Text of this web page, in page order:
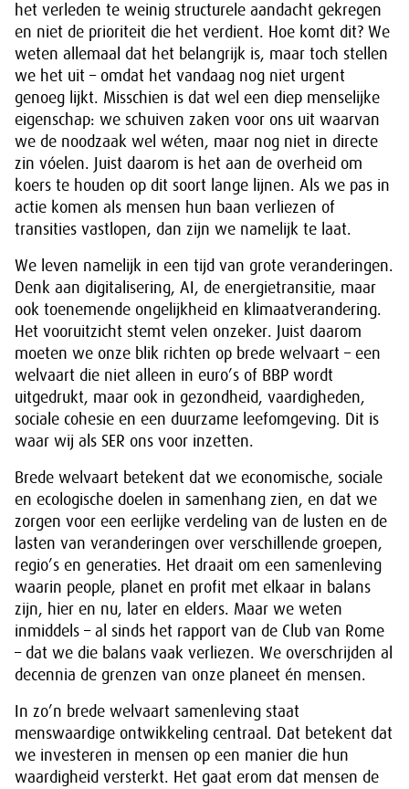
het verleden te weinig structurele aandacht gekregen
en niet de prioriteit die het verdient. Hoe komt dit? We
weten allemaal dat het belangrijk is, maar toch stellen
we het uit – omdat het vandaag nog niet urgent
genoeg lijkt. Misschien is dat wel een diep menselijke
eigenschap: we schuiven zaken voor ons uit waarvan
we de noodzaak wel wéten, maar nog niet in directe
zin vóelen. Juist daarom is het aan de overheid om
koers te houden op dit soort lange lijnen. Als we pas in
actie komen als mensen hun baan verliezen of
transities vastlopen, dan zijn we namelijk te laat.
We leven namelijk in een tijd van grote veranderingen.
Denk aan digitalisering, AI, de energietransitie, maar
ook toenemende ongelijkheid en klimaatverandering.
Het vooruitzicht stemt velen onzeker. Juist daarom
moeten we onze blik richten op brede welvaart – een
welvaart die niet alleen in euro’s of BBP wordt
uitgedrukt, maar ook in gezondheid, vaardigheden,
sociale cohesie en een duurzame leefomgeving. Dit is
waar wij als SER ons voor inzetten.
Brede welvaart betekent dat we economische, sociale
en ecologische doelen in samenhang zien, en dat we
zorgen voor een eerlijke verdeling van de lusten en de
lasten van veranderingen over verschillende groepen,
regio’s en generaties. Het draait om een samenleving
waarin people, planet en profit met elkaar in balans
zijn, hier en nu, later en elders. Maar we weten
inmiddels – al sinds het rapport van de Club van Rome
– dat we die balans vaak verliezen. We overschrijden al
decennia de grenzen van onze planeet én mensen.
In zo’n brede welvaart samenleving staat
menswaardige ontwikkeling centraal. Dat betekent dat
we investeren in mensen op een manier die hun
waardigheid versterkt. Het gaat erom dat mensen de